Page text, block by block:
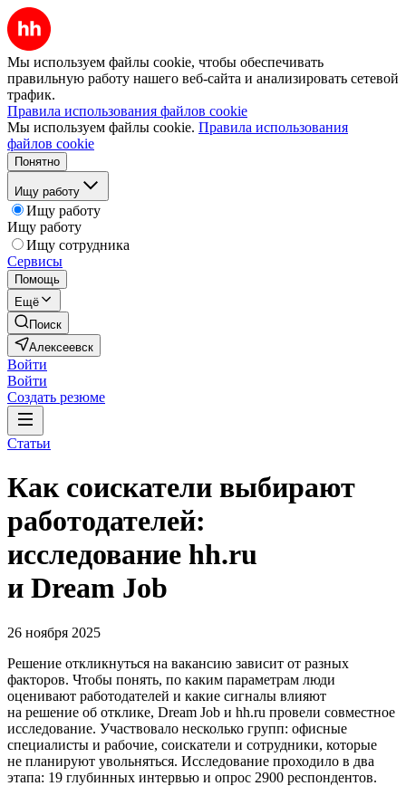
Мы используем файлы cookie, чтобы обеспечивать
правильную работу нашего веб-сайта и анализировать сетевой
трафик.
Правила использования файлов cookie
Мы используем файлы cookie. Правила использования
файлов cookie
Понятно
Ищу работу
Ищу работу
Ищу работу
Ищу сотрудника
Сервисы
Помощь
Ещё
Поиск
Алексеевск
Войти
Войти
Создать резюме
Статьи
Как соискатели выбирают
работодателей:
исследование hh.ru
и Dream Job
26 ноября 2025
Решение откликнуться на вакансию зависит от разных
факторов. Чтобы понять, по каким параметрам люди
оценивают работодателей и какие сигналы влияют
на решение об отклике, Dream Job и hh.ru провели совместное
исследование. Участвовало несколько групп: офисные
специалисты и рабочие, соискатели и сотрудники, которые
не планируют увольняться. Исследование проходило в два
этапа: 19 глубинных интервью и опрос 2900 респондентов.